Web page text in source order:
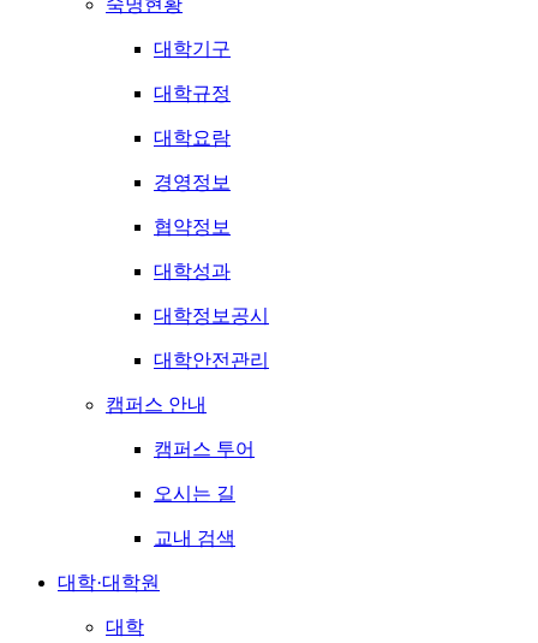
숙명현황
대학기구
대학규정
대학요람
경영정보
협약정보
대학성과
대학정보공시
대학안전관리
캠퍼스 안내
캠퍼스 투어
오시는 길
교내 검색
대학·대학원
대학